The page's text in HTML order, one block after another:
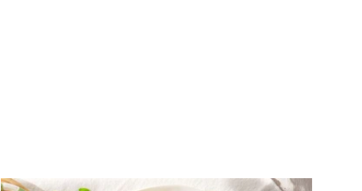
ΣΑΛΑΤΕΣ